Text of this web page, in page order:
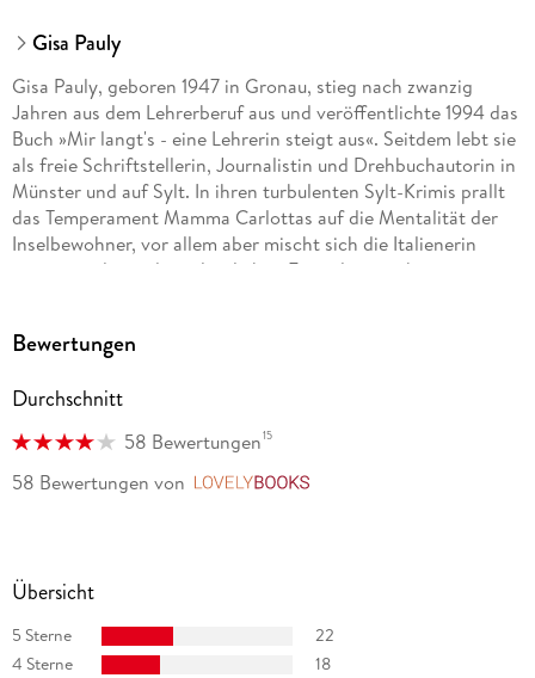
Gisa Pauly
Gisa Pauly, geboren 1947 in Gronau, stieg nach zwanzig
Jahren aus dem Lehrerberuf aus und veröffentlichte 1994 das
Buch »Mir langt's - eine Lehrerin steigt aus«. Seitdem lebt sie
als freie Schriftstellerin, Journalistin und Drehbuchautorin in
Münster und auf Sylt. In ihren turbulenten Sylt-Krimis prallt
das Temperament Mamma Carlottas auf die Mentalität der
Inselbewohner, vor allem aber mischt sich die Italienerin
immer wieder in die polizeilichen Ermittlungen ihres
Stadt Boppard und der Goldenen Kamera des SWR für das
Reihe ist derzeit in Vorbereitung.
Bewertungen
Durchschnitt
58 Bewertungen15
58 Bewertungen von
Übersicht
5 Sterne
22
4 Sterne
18